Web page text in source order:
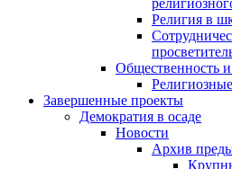
Религия в
Общественность
Завершенные проекты
Демократия в осаде
Новости
Архив